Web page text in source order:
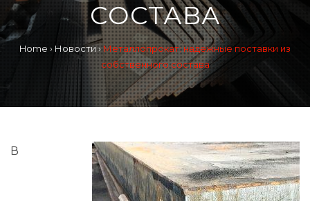
СОСТАВА
Home › Новости› Металлопрокат: надежные поставки из
собственного состава
В